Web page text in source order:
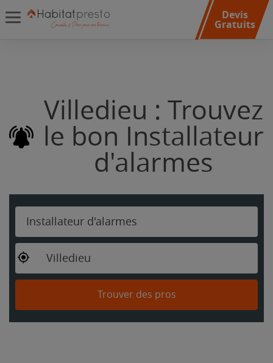
Devis
Gratuits
Villedieu : Trouvez
le bon Installateur
d'alarmes
Installateur d'alarmes
Villedieu
Trouver des pros